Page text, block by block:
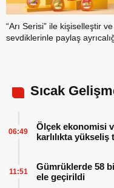
“Arı Serisi” ile kişiselleştir ve
sevdiklerinle paylaş
Sıcak
Ölçek ekonomisi
karlılıkta yükseliş
06:49
Gümrüklerde 58
ele geçirildi
11:51